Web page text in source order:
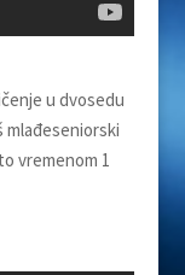
u dvosedu
mlađeseniorski
vremenom 1